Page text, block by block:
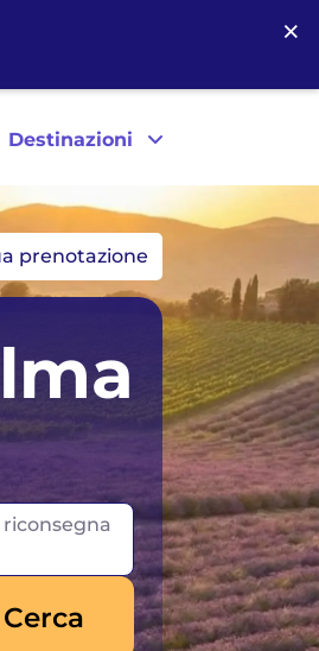
×
Destinazioni
prenotazione
Cerca